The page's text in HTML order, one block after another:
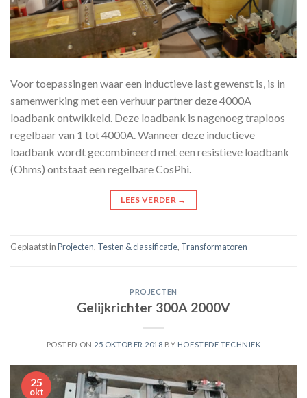
Voor toepassingen waar een inductieve last gewenst is, is in
samenwerking met een verhuur partner deze 4000A
loadbank ontwikkeld. Deze loadbank is nagenoeg traploos
regelbaar van 1 tot 4000A. Wanneer deze inductieve
loadbank wordt gecombineerd met een resistieve loadbank
(Ohms) ontstaat een regelbare CosPhi.
LEES VERDER →
Geplaatst inProjecten, Testen & classificatie, Transformatoren
PROJECTEN
Gelijkrichter 300A 2000V
POSTED ON 25 OKTOBER 2018 BY HOFSTEDE TECHNIEK
25
okt